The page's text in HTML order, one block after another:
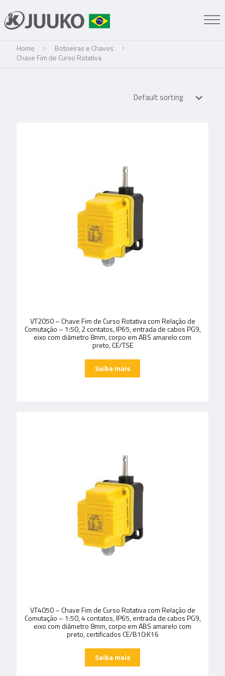
Home
Botoeiras e Chaves
Chave Fim de Curso Rotativa
VT2050 – Chave Fim de Curso Rotativa com Relação de
Comutação – 1:50, 2 contatos, IP65, entrada de cabos PG9,
eixo com diâmetro 8mm, corpo em ABS amarelo com
preto, CE/TSE
VT4050 – Chave Fim de Curso Rotativa com Relação de
Comutação – 1:50, 4 contatos, IP65, entrada de cabos PG9,
eixo com diâmetro 8mm, corpo em ABS amarelo com
preto, certificados CE/B10:K16